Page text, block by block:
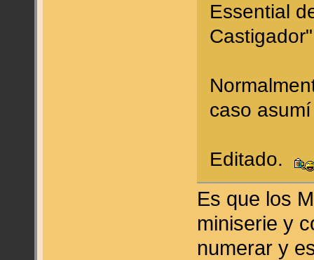
Essential
caso
Editado.
Es que los
miniserie y
numerar y